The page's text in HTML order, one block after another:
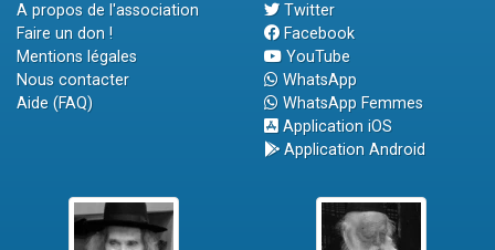
A propos de l'association
Faire un don !
Mentions légales
Nous contacter
Aide (FAQ)
Twitter
Facebook
YouTube
WhatsApp
WhatsApp Femmes
Application iOS
Application Android